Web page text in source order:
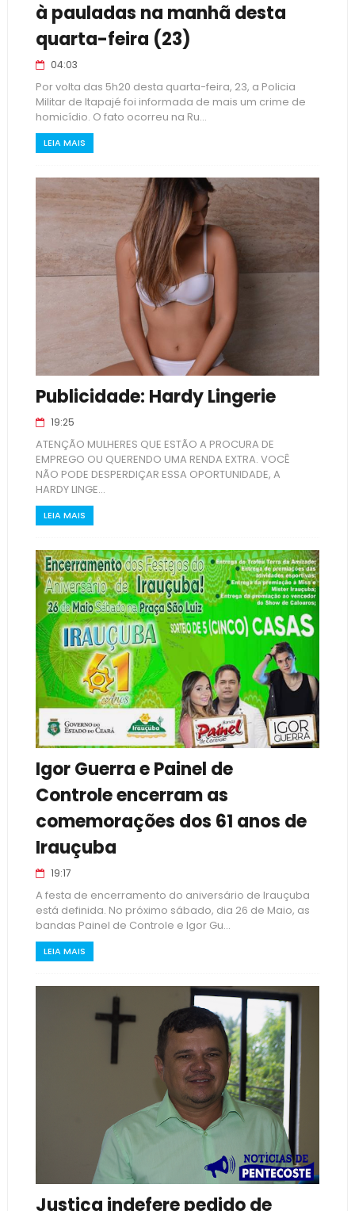
à pauladas na manhã desta
quarta-feira (23)
04:03
Por volta das 5h20 desta quarta-feira, 23, a Policia
Militar de Itapajé foi informada de mais um crime de
homicídio. O fato ocorreu na Ru...
LEIA MAIS
Publicidade: Hardy Lingerie
19:25
ATENÇÃO MULHERES QUE ESTÃO A PROCURA DE
EMPREGO OU QUERENDO UMA RENDA EXTRA. VOCÊ
NÃO PODE DESPERDIÇAR ESSA OPORTUNIDADE, A
HARDY LINGE...
LEIA MAIS
Igor Guerra e Painel de
Controle encerram as
comemorações dos 61 anos de
Irauçuba
19:17
A festa de encerramento do aniversário de Irauçuba
está definida. No próximo sábado, dia 26 de Maio, as
bandas Painel de Controle e Igor Gu...
LEIA MAIS
Justiça indefere pedido de